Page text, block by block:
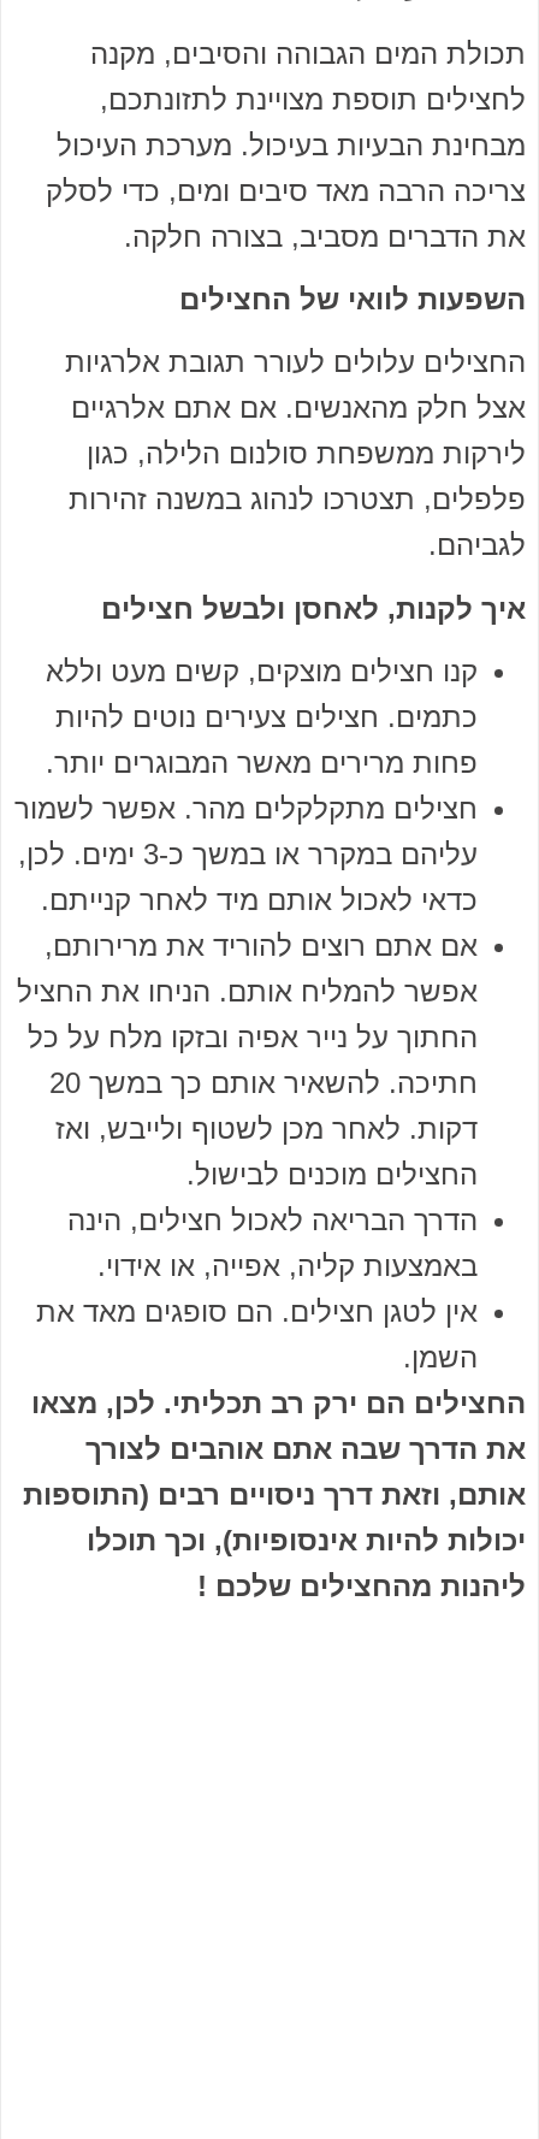
תכולת המים הגבוהה והסיבים, מקנה
לחצילים תוספת מצויינת לתזונתכם,
מבחינת הבעיות בעיכול. מערכת העיכול
צריכה הרבה מאד סיבים ומים, כדי לסלק
את הדברים מסביב, בצורה חלקה.
השפעות לוואי של החצילים
החצילים עלולים לעורר תגובת אלרגיות
אצל חלק מהאנשים. אם אתם אלרגיים
לירקות ממשפחת סולנום הלילה, כגון
פלפלים, תצטרכו לנהוג במשנה זהירות
לגביהם.
איך לקנות, לאחסן ולבשל חצילים
קנו חצילים מוצקים, קשים מעט וללא
כתמים. חצילים צעירים נוטים להיות
פחות מרירים מאשר המבוגרים יותר.
חצילים מתקלקלים מהר. אפשר לשמור
עליהם במקרר או במשך כ-3 ימים. לכן,
כדאי לאכול אותם מיד לאחר קנייתם.
אם אתם רוצים להוריד את מרירותם,
אפשר להמליח אותם. הניחו את החציל
החתוך על נייר אפיה ובזקו מלח על כל
חתיכה. להשאיר אותם כך במשך 20
דקות. לאחר מכן לשטוף ולייבש, ואז
החצילים מוכנים לבישול.
הדרך הבריאה לאכול חצילים, הינה
באמצעות קליה, אפייה, או אידוי.
אין לטגן חצילים. הם סופגים מאד את
השמן.
החצילים הם ירק רב תכליתי. לכן, מצאו
את הדרך שבה אתם אוהבים לצורך
אותם, וזאת דרך ניסויים רבים (התוספות
יכולות להיות אינסופיות), וכך תוכלו
ליהנות מהחצילים שלכם !